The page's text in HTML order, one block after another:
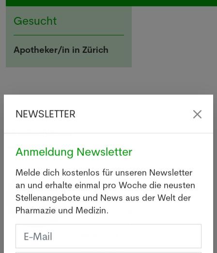
Gesucht
Apotheker/in in Zürich
Letzte News
Legionellen: Wie gefährlich
sind die Bakterien wirklich?
05.08.2026
BASEL - Infolge eines
Legionellenausbruchs im Raum
Personen erkrankt, eine davon
NEWSLETTER
Anmeldung Newsletter
Melde dich kostenlos für unseren Newsletter
an und erhalte einmal pro Woche die neusten
Stellenangebote und News aus der Welt der